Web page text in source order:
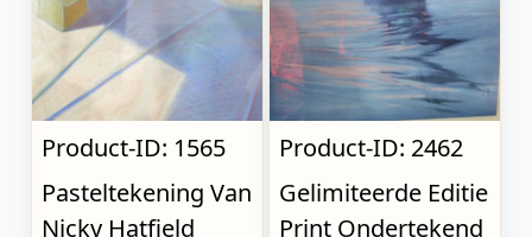
Product-ID: 1565
Pasteltekening Van
Nicky Hatfield
Product-ID: 2462
Gelimiteerde Editie
Print Ondertekend